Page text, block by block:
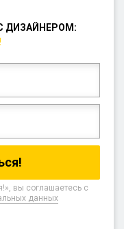
ДИЗАЙНЕРОМ:
вы соглашаетесь с
данных